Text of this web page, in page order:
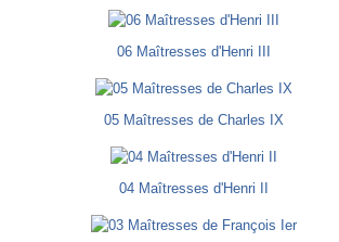
06 Maîtresses d'Henri III
05 Maîtresses de Charles IX
04 Maîtresses d'Henri II